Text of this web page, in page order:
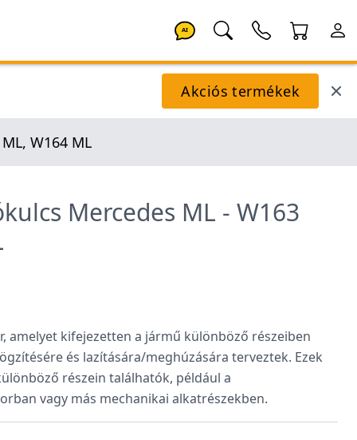
AI
Akciós termékek
W164 ML
Mercedes ML - W163
amelyet kifejezetten a jármű különböző részeiben
és lazítására/meghúzására terveztek. Ezek
részein találhatók, például a
vagy más mechanikai alkatrészekben.